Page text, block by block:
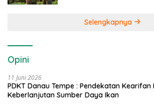
Selengkapnya
Opini
11 Juni 2026
PDKT Danau Tempe : Pendekatan Kearifan
Keberlanjutan Sumber Daya Ikan